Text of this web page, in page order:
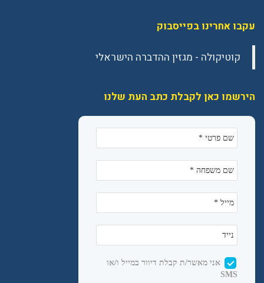
עקבו אחרינו בפייסבוק
הירשמו כאן לקבלת כתב העת שלנו